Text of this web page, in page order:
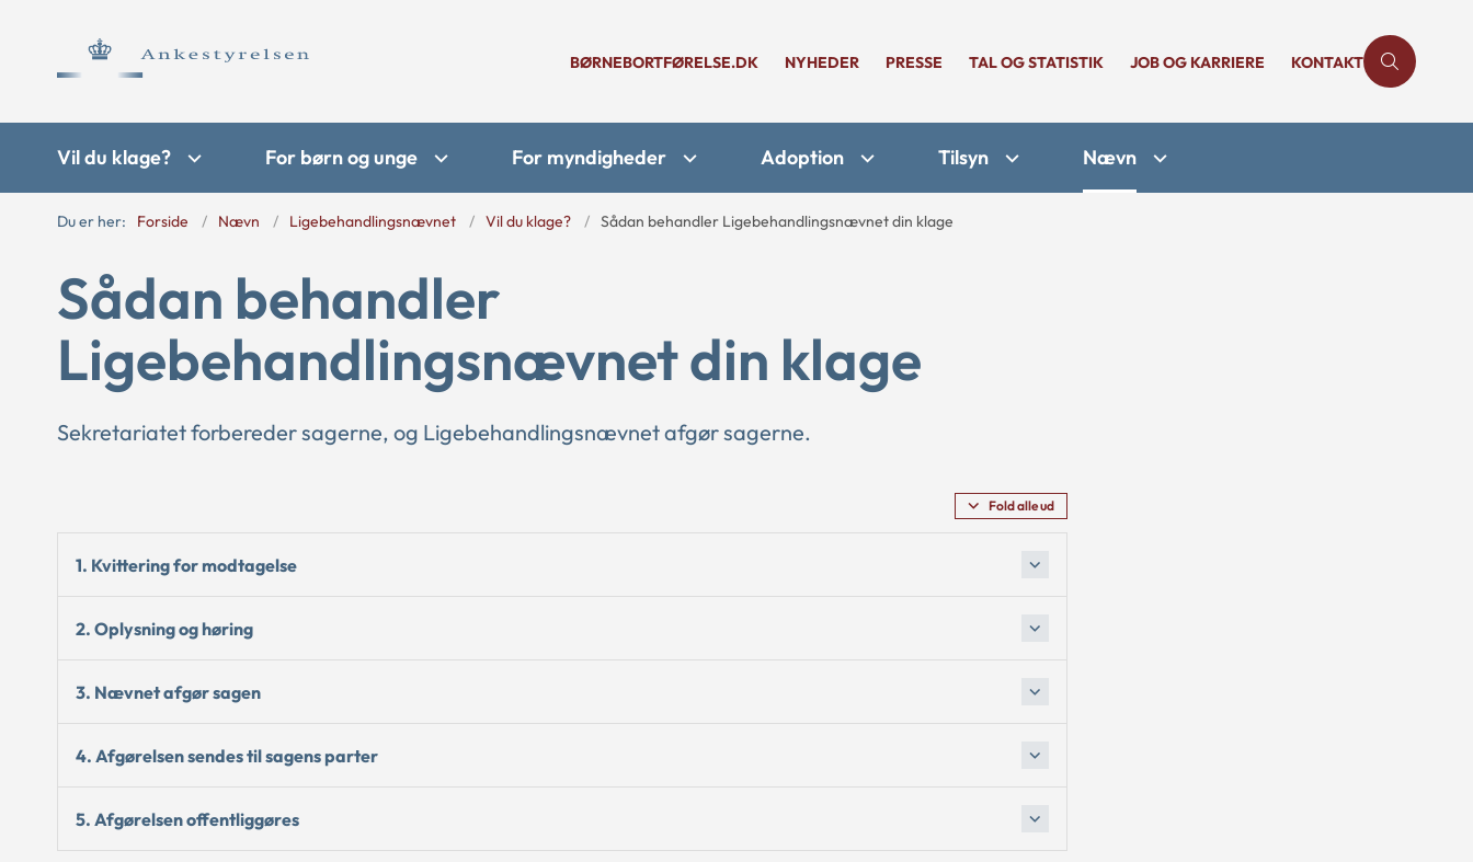
BØRNEBORTFØRELSE.DK NYHEDER PRESSE TAL OG STATISTIK JOB OG KARRIERE KONTAKT
Vil du klage? For børn og unge For myndigheder Adoption Tilsyn Nævn
Du er her: Forside Nævn Ligebehandlingsnævnet Vil du klage? Sådan behandler Ligebehandlingsnævnet din klage
Sådan behandler
Ligebehandlingsnævnet din klage
Sekretariatet forbereder sagerne, og Ligebehandlingsnævnet afgør sagerne.
Fold alle ud
1. Kvittering for modtagelse
2. Oplysning og høring
3. Nævnet afgør sagen
4. Afgørelsen sendes til sagens parter
5. Afgørelsen offentliggøres